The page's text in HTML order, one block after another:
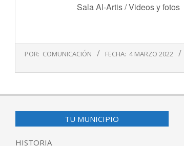
Sala Al-Artis / Videos y fotos
03-
04
POR: COMUNICACIÓN FECHA: 4 MARZO 2022
TU MUNICIPIO
HISTORIA